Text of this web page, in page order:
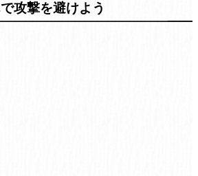
攻撃を避けよう